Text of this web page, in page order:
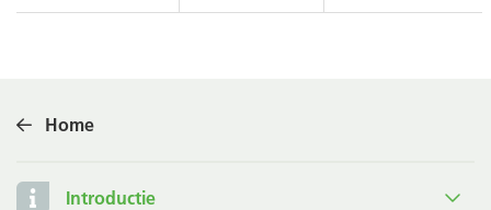
Home
Introductie